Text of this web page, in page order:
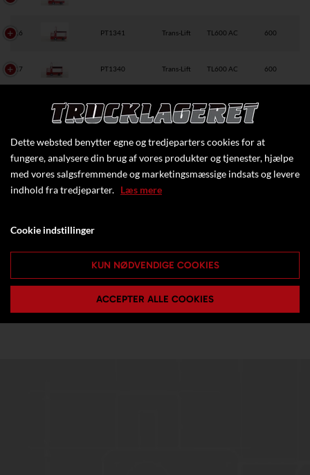
16 PT1341 Trans-Lift TL600 AC 600
17 PT1340 Trans-Lift TL600 AC 600
PT1339 Trans-Lift TL600 AC
19 PT1103 Linde Actil MPL 15 0,9 1500
20 PT1104 Linde Actil MPL 15 0,9 1500
C15
Viser 1 til 17 af 17 produkter
Dette websted benytter egne og tredjeparters cookies for at
fungere, analysere din brug af vores produkter og tjenester, hjælpe
med vores salgsfremmende og marketingsmæssige indsats og levere
indhold fra tredjeparter. Læs mere
Cookie indstillinger
KUN NØDVENDIGE COOKIES
ACCEPTER ALLE COOKIES